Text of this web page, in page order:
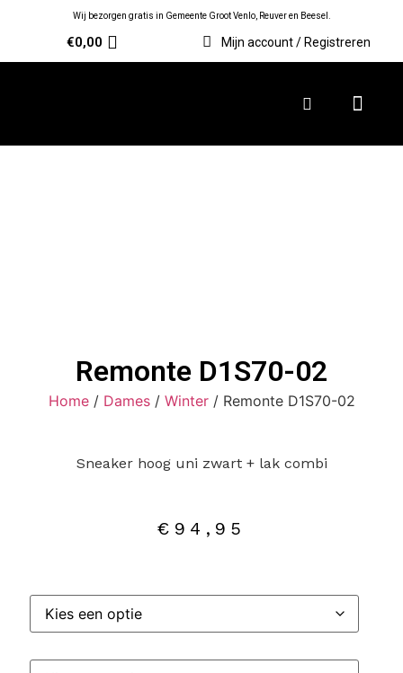
Wij bezorgen gratis in Gemeente Groot Venlo, Reuver en Beesel.
€0,00 Mijn account / Registreren
Remonte D1S70-02
Home/ Dames/ Winter/ Remonte D1S70-02
Sneaker hoog uni zwart + lak combi
€ 94,95